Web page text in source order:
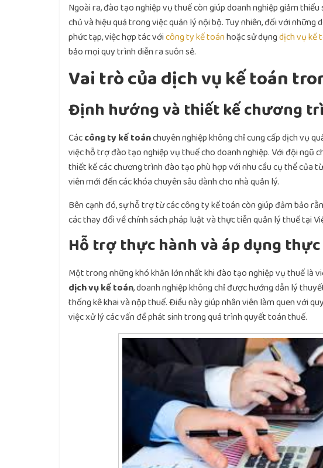
Ngoài ra, đào tạo nghiệp vụ thuế còn giúp doanh nghiệp giảm
chủ và hiệu quả trong việc quản lý nội bộ. Tuy nhiên, đối với
phức tạp, việc hợp tác vớicông ty kế toánhoặc sử dụngdịch vụ kế
bảo mọi quy trình diễn ra suôn sẻ.
Vai trò của dịch vụ kế toán
Định hướng và thiết kế chương
Cáccông ty kế toánchuyên nghiệp không chỉ cung cấp dịch vụ
việc hỗ trợ đào tạo nghiệp vụ thuế cho doanh nghiệp. Với đội ngũ
thiết kế các chương trình đào tạo phù hợp với nhu cầu cụ thể của
viên mới đến các khóa chuyên sâu dành cho nhà quản lý.
Bên cạnh đó, sự hỗ trợ từ các công ty kế toán còn giúp đảm bảo
các thay đổi về chính sách pháp luật và thực tiễn quản lý thuế tại
Hỗ trợ thực hành và áp dụng
Một trong những khó khăn lớn nhất khi đào tạo nghiệp vụ thuế là
dịch vụ kế toán, doanh nghiệp không chỉ được hướng dẫn lý
thống kê khai và nộp thuế. Điều này giúp nhân viên làm quen với
việc xử lý các vấn đề phát sinh trong quá trình quyết toán thuế.